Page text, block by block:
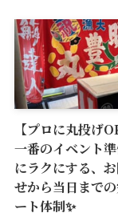
【プロに丸投げ
一番のイベント
にラクにする、
せから当日まで
ート体制✨